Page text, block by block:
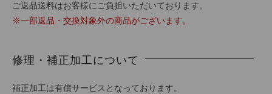
ご返品送料はお客様にご負担いただいております。
※一部返品・交換対象外の商品がございます。
修理・補正加工について
補正加工は有償サービスとなっております。